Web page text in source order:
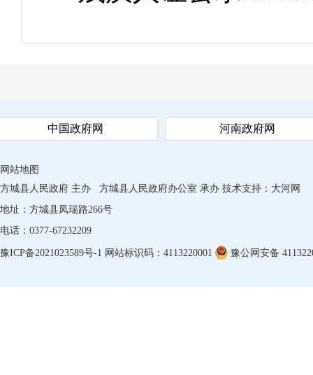
中国政府网 河南政府网
网站地图
方城县人民政府 主办
方城县人民政府办公室 承办 技术支持： 大河网
地址：方城县凤瑞路266号
电话：0377-67232209
豫ICP备2021023589号-1 网站标识码：4113220001 豫公网安备